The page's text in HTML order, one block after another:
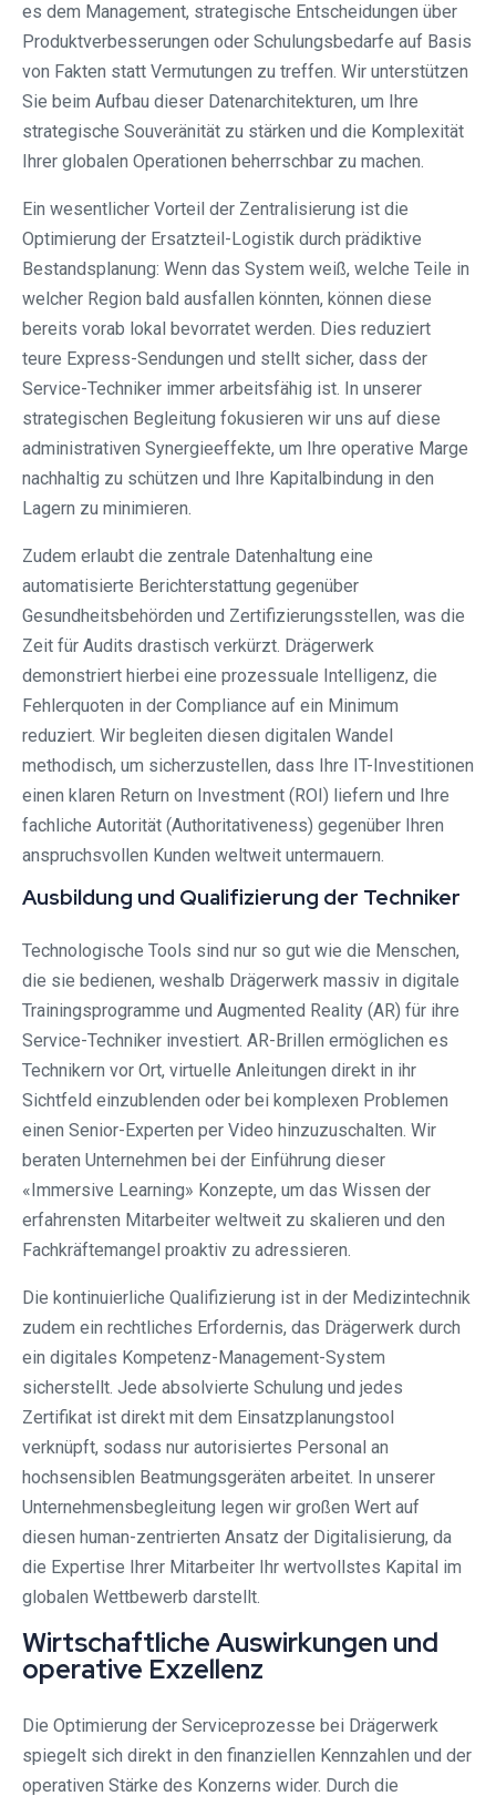
es dem Management, strategische Entscheidungen über
Produktverbesserungen oder Schulungsbedarfe auf Basis
von Fakten statt Vermutungen zu treffen. Wir unterstützen
Sie beim Aufbau dieser Datenarchitekturen, um Ihre
strategische Souveränität zu stärken und die Komplexität
Ihrer globalen Operationen beherrschbar zu machen.
Ein wesentlicher Vorteil der Zentralisierung ist die
Optimierung der Ersatzteil-Logistik durch prädiktive
Bestandsplanung: Wenn das System weiß, welche Teile in
welcher Region bald ausfallen könnten, können diese
bereits vorab lokal bevorratet werden. Dies reduziert
teure Express-Sendungen und stellt sicher, dass der
Service-Techniker immer arbeitsfähig ist. In unserer
strategischen Begleitung fokusieren wir uns auf diese
administrativen Synergieeffekte, um Ihre operative Marge
nachhaltig zu schützen und Ihre Kapitalbindung in den
Lagern zu minimieren.
Zudem erlaubt die zentrale Datenhaltung eine
automatisierte Berichterstattung gegenüber
Gesundheitsbehörden und Zertifizierungsstellen, was die
Zeit für Audits drastisch verkürzt. Drägerwerk
demonstriert hierbei eine prozessuale Intelligenz, die
Fehlerquoten in der Compliance auf ein Minimum
reduziert. Wir begleiten diesen digitalen Wandel
methodisch, um sicherzustellen, dass Ihre IT-Investitionen
einen klaren Return on Investment (ROI) liefern und Ihre
fachliche Autorität (Authoritativeness) gegenüber Ihren
anspruchsvollen Kunden weltweit untermauern.
Ausbildung und Qualifizierung der Techniker
Technologische Tools sind nur so gut wie die Menschen,
die sie bedienen, weshalb Drägerwerk massiv in digitale
Trainingsprogramme und Augmented Reality (AR) für ihre
Service-Techniker investiert. AR-Brillen ermöglichen es
Technikern vor Ort, virtuelle Anleitungen direkt in ihr
Sichtfeld einzublenden oder bei komplexen Problemen
einen Senior-Experten per Video hinzuzuschalten. Wir
beraten Unternehmen bei der Einführung dieser
«Immersive Learning» Konzepte, um das Wissen der
erfahrensten Mitarbeiter weltweit zu skalieren und den
Fachkräftemangel proaktiv zu adressieren.
Die kontinuierliche Qualifizierung ist in der Medizintechnik
zudem ein rechtliches Erfordernis, das Drägerwerk durch
ein digitales Kompetenz-Management-System
sicherstellt. Jede absolvierte Schulung und jedes
Zertifikat ist direkt mit dem Einsatzplanungstool
verknüpft, sodass nur autorisiertes Personal an
hochsensiblen Beatmungsgeräten arbeitet. In unserer
Unternehmensbegleitung legen wir großen Wert auf
diesen human-zentrierten Ansatz der Digitalisierung, da
die Expertise Ihrer Mitarbeiter Ihr wertvollstes Kapital im
globalen Wettbewerb darstellt.
Wirtschaftliche Auswirkungen und
operative Exzellenz
Die Optimierung der Serviceprozesse bei Drägerwerk
spiegelt sich direkt in den finanziellen Kennzahlen und der
operativen Stärke des Konzerns wider. Durch die